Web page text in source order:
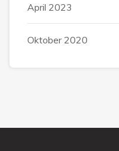
April 2023
Oktober 2020